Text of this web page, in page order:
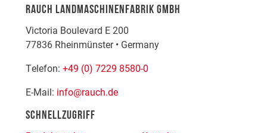
RAUCH LANDMASCHINENFABRIK GMBH
Victoria Boulevard E 200
77836 Rheinmünster• Germany
Telefon:+49 (0) 7229 8580-0
E-Mail: info@rauch.de
SCHNELLZUGRIFF